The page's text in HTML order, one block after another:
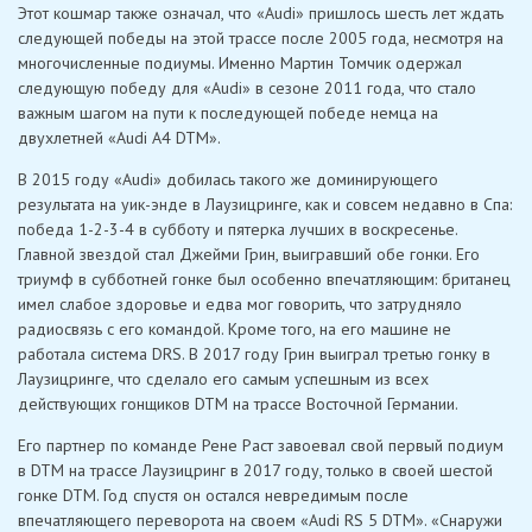
Этот кошмар также означал, что «Audi» пришлось шесть лет ждать
следующей победы на этой трассе после 2005 года, несмотря на
многочисленные подиумы. Именно Мартин Томчик одержал
следующую победу для «Audi» в сезоне 2011 года, что стало
важным шагом на пути к последующей победе немца на
двухлетней «Audi A4 DTM».
В 2015 году «Audi» добилась такого же доминирующего
результата на уик-энде в Лаузицринге, как и совсем недавно в Спа:
победа 1-2-3-4 в субботу и пятерка лучших в воскресенье.
Главной звездой стал Джейми Грин, выигравший обе гонки. Его
триумф в субботней гонке был особенно впечатляющим: британец
имел слабое здоровье и едва мог говорить, что затрудняло
радиосвязь с его командой. Кроме того, на его машине не
работала система DRS. В 2017 году Грин выиграл третью гонку в
Лаузицринге, что сделало его самым успешным из всех
действующих гонщиков DTM на трассе Восточной Германии.
Его партнер по команде Рене Раст завоевал свой первый подиум
в DTM на трассе Лаузицринг в 2017 году, только в своей шестой
гонке DTM. Год спустя он остался невредимым после
впечатляющего переворота на своем «Audi RS 5 DTM». «Снаружи